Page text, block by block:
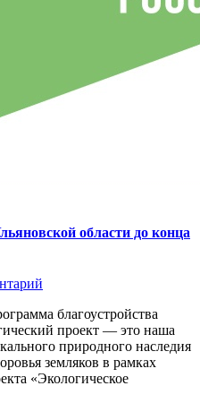
области до конца
благоустройства
проект — это наша
природного наследия
земляков в рамках
«Экологическое